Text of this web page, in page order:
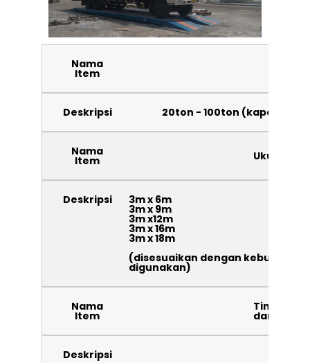
Nama
Item
Deskripsi 20ton - 100ton (kapasitas
Nama
Item Ukuran
Deskripsi 3m x 6m
3m x 9m
3m x12m
3m x 16m
3m x 18m
(disesuaikan dengan kebutuhan
digunakan)
Nama
Item
Tinggi
dari lantai
Deskripsi